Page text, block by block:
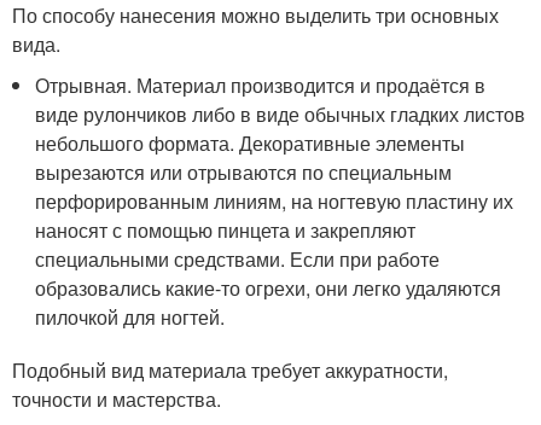
По способу нанесения можно выделить три основных
вида.
Отрывная. Материал производится и продаётся в
виде рулончиков либо в виде обычных гладких листов
небольшого формата. Декоративные элементы
вырезаются или отрываются по специальным
перфорированным линиям, на ногтевую пластину их
наносят с помощью пинцета и закрепляют
специальными средствами. Если при работе
образовались какие-то огрехи, они легко удаляются
пилочкой для ногтей.
Подобный вид материала требует аккуратности,
точности и мастерства.